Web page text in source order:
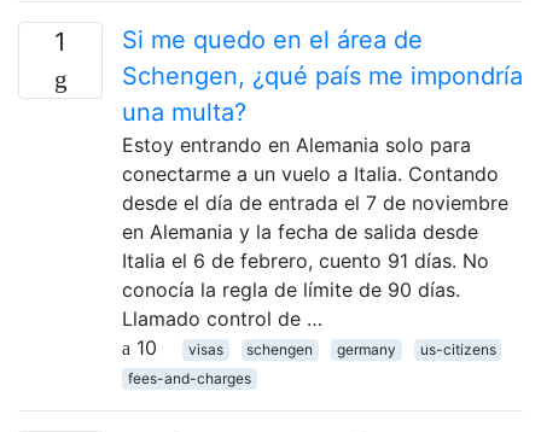
1
Si me quedo en el área de
Schengen, ¿qué país me impondría
una multa?
Estoy entrando en Alemania solo para
conectarme a un vuelo a Italia. Contando
desde el día de entrada el 7 de noviembre
en Alemania y la fecha de salida desde
Italia el 6 de febrero, cuento 91 días. No
conocía la regla de límite de 90 días.
Llamado control de …
10
visas schengen germany
us-citizens
fees-and-charges